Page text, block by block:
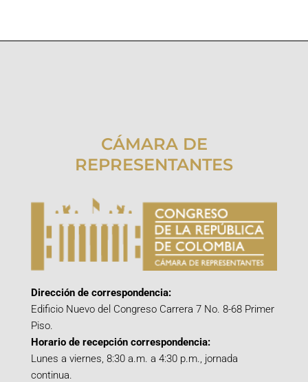
CÁMARA DE
REPRESENTANTES
Dirección de correspondencia:
Edificio Nuevo del Congreso Carrera 7 No. 8-68 Primer
Piso.
Horario de recepción correspondencia:
Lunes a viernes, 8:30 a.m. a 4:30 p.m., jornada
continua.